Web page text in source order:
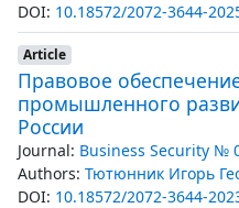
DOI: 10.18572/2072-3644-
Article
Правовое
промышленного
России
Journal: Business Security №
Authors: Тютюнник Игорь
DOI: 10.18572/2072-3644-